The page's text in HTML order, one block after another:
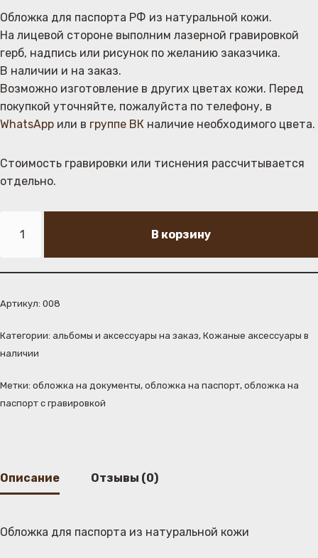
Обложка для паспорта РФ из натуральной кожи.
На лицевой стороне выполним лазерной гравировкой
герб, надпись или рисунок по желанию заказчика.
В наличии и на заказ.
Возможно изготовление в других цветах кожи. Перед
покупкой уточняйте, пожалуйста по телефону, в
WhatsApp или в группе ВК наличие необходимого цвета.
Стоимость гравировки или тиснения рассчитывается
отдельно.
В корзину
Артикул: 008
Категории: альбомы и аксессуары на заказ, Кожаные аксессуары в
наличии
Метки: обложка на документы, обложка на паспорт, обложка на
паспорт с гравировкой
Описание Отзывы (0)
Обложка для паспорта из натуральной кожи